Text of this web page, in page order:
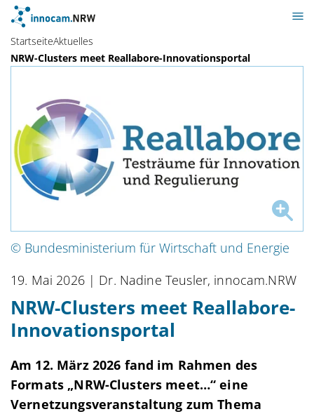
StartseiteAktuelles
NRW-Clusters meet Reallabore-Innovationsportal
© Bundesministerium für Wirtschaft und Energie
NRW-Clusters meet Reallabore-
Innovationsportal
19. Mai 2026 | Dr. Nadine Teusler, innocam.NRW
Am 12. März 2026 fand im Rahmen des
Formats „NRW-Clusters meet…“ eine
Vernetzungsveranstaltung zum Thema